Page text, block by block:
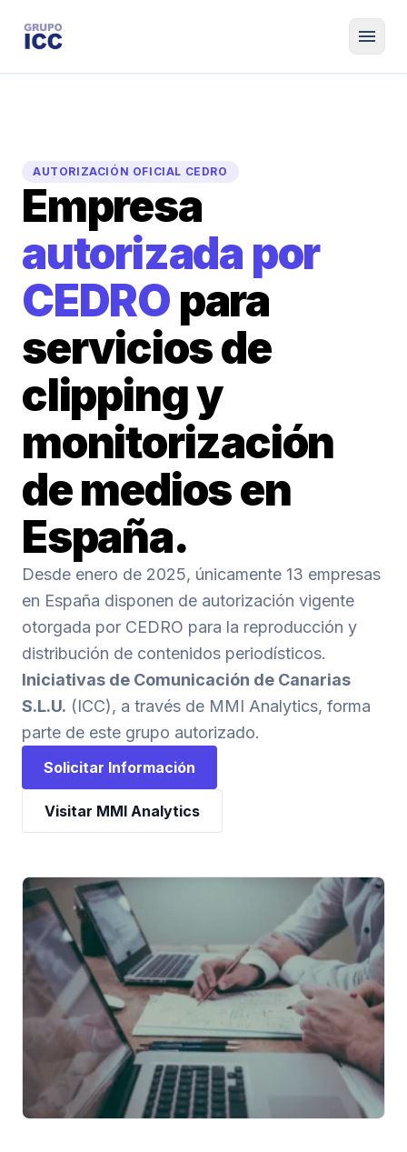
menu
AUTORIZACIÓN OFICIAL CEDRO
Empresa
autorizada por
CEDRO para
servicios de
clipping y
monitorización
de medios en
España.
Desde enero de 2025, únicamente 13 empresas
en España disponen de autorización vigente
otorgada por CEDRO para la reproducción y
distribución de contenidos periodísticos.
Iniciativas de Comunicación de Canarias
S.L.U. (ICC), a través de MMI Analytics, forma
parte de este grupo autorizado.
Solicitar Información
Visitar MMI Analytics